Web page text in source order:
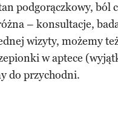
podgorączkowy, ból
– konsultacje,
wizyty, możemy
w aptece
do przychodni.